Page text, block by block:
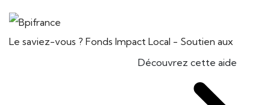
Le saviez-vous ? Fonds Impact Local - Soutien aux
Découvrez cette aide